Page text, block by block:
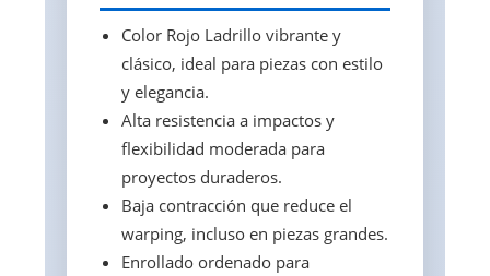
Color Rojo Ladrillo vibrante y
clásico, ideal para piezas con estilo
y elegancia.
Alta resistencia a impactos y
flexibilidad moderada para
proyectos duraderos.
Baja contracción que reduce el
warping, incluso en piezas grandes.
Enrollado ordenado para